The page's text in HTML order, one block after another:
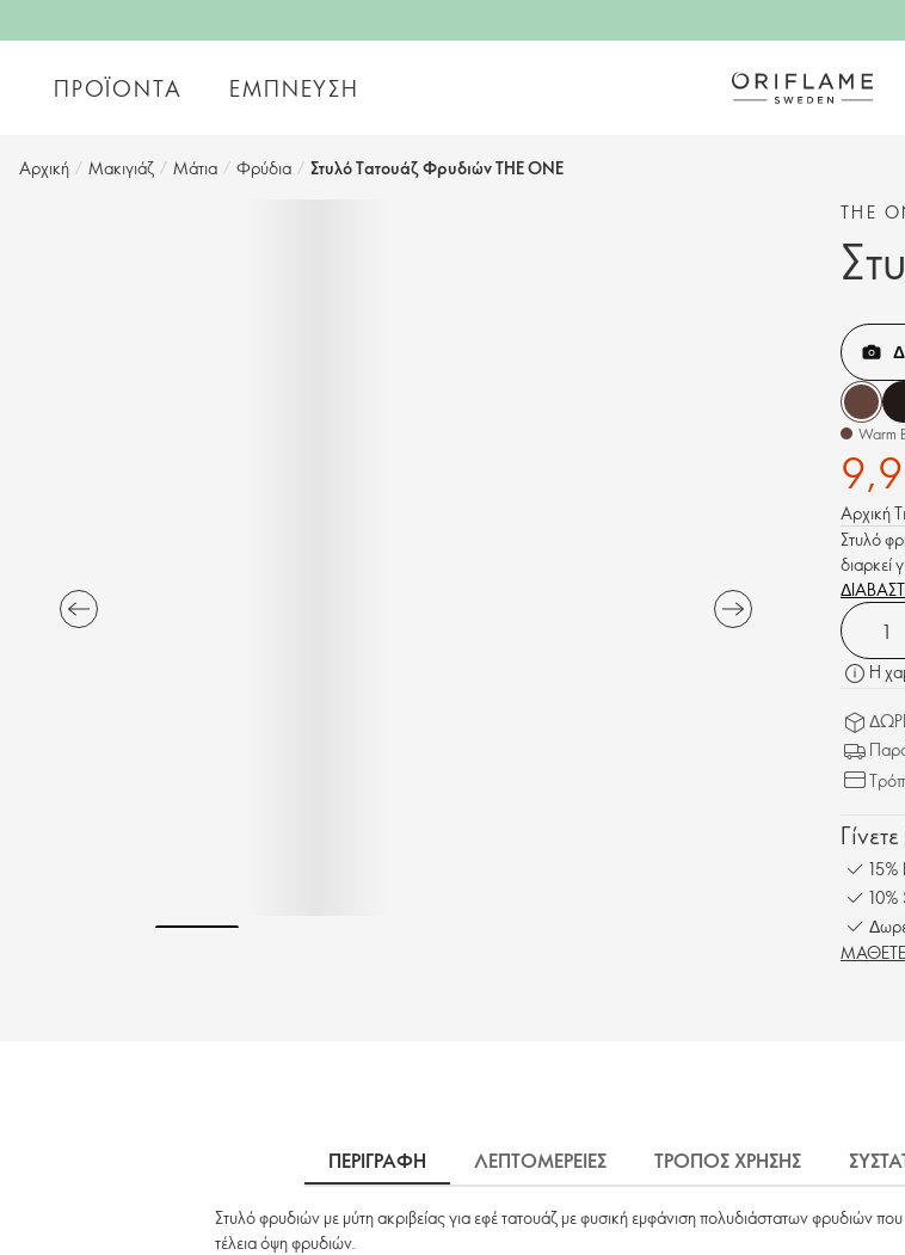
ΠΡΟΪΌΝΤΑ ΈΜΠΝΕΥΣΗ
Αρχική / Μακιγιάζ / Μάτια / Φρύδια / Στυλό Τατουάζ Φρυδιών THE ONE
THE
Warm
Αρχική
Στυλό
διαρκεί
Η
15%
10%
ΜΑΘΕΤΕ
ΠΕΡΙΓΡΑΦΗ ΛΕΠΤΟΜΕΡΕΙΕΣ ΤΡΟΠΟΣ ΧΡΗΣΗΣ
Στυλό φρυδιών με μύτη ακριβείας για εφέ τατουάζ με φυσική εμφάνιση πολυδιάστατων φρυδιών
τέλεια όψη φρυδιών.